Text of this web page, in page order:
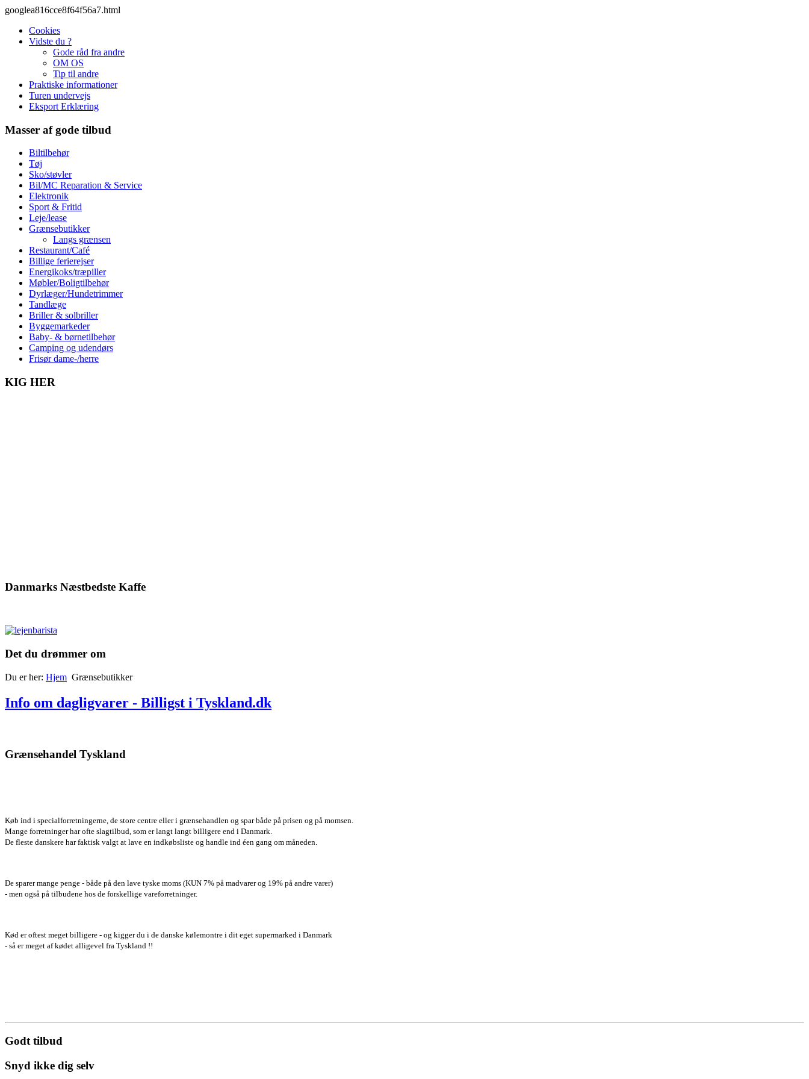
googlea816cce8f64f56a7.html
Cookies
Vidste du ?
Gode råd fra andre
OM OS
Tip til andre
Praktiske informationer
Turen undervejs
Eksport Erklæring
Masser af gode tilbud
Biltilbehør
Tøj
Sko/støvler
Bil/MC Reparation & Service
Elektronik
Sport & Fritid
Leje/lease
Grænsebutikker
Langs grænsen
Restaurant/Café
Billige ferierejser
Energikoks/træpiller
Møbler/Boligtilbehør
Dyrlæger/Hundetrimmer
Tandlæge
Briller & solbriller
Byggemarkeder
Baby- & børnetilbehør
Camping og udendørs
Frisør dame-/herre
KIG HER
Danmarks Næstbedste Kaffe
Det du drømmer om
Du er her: Hjem Grænsebutikker
Info om dagligvarer - Billigst i Tyskland.dk
Grænsehandel Tyskland
Køb ind i specialforretningerne, de store centre eller i grænsehandlen og spar både på prisen og på momsen.
Mange forretninger har ofte slagtilbud, som er langt langt billigere end i Danmark.
De fleste danskere har faktisk valgt at lave en indkøbsliste og handle ind éen gang om måneden.
De sparer mange penge - både på den lave tyske moms (KUN 7% på madvarer og 19% på andre varer)
- men også på tilbudene hos de forskellige vareforretninger.
Kød er oftest meget billigere - og kigger du i de danske kølemontre i dit eget supermarked i Danmark
- så er meget af kødet alligevel fra Tyskland !!
Godt tilbud
Snyd ikke dig selv